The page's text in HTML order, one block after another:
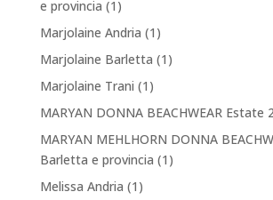
e provincia (1)
Marjolaine Andria (1)
Marjolaine Barletta (1)
Marjolaine Trani (1)
MARYAN DONNA BEACHWEAR Estate
MARYAN MEHLHORN DONNA
Barletta e provincia (1)
Melissa Andria (1)